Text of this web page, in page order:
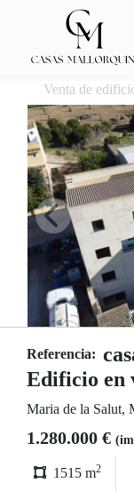
Venta de
Referencia:
Edificio en
Maria de la Salut,
1.280.000 €
1515 m2